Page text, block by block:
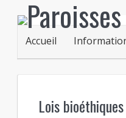
Accueil
Lois